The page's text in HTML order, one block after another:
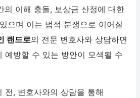
의 이해 충돌, 보상금 산정에 대한
으며 이는 법적 분쟁으로 이어질
랜드로의 전문 변호사와 상담하면
예방할 수 있는 방안이 모색될 수
전, 변호사와의 상담을 통해